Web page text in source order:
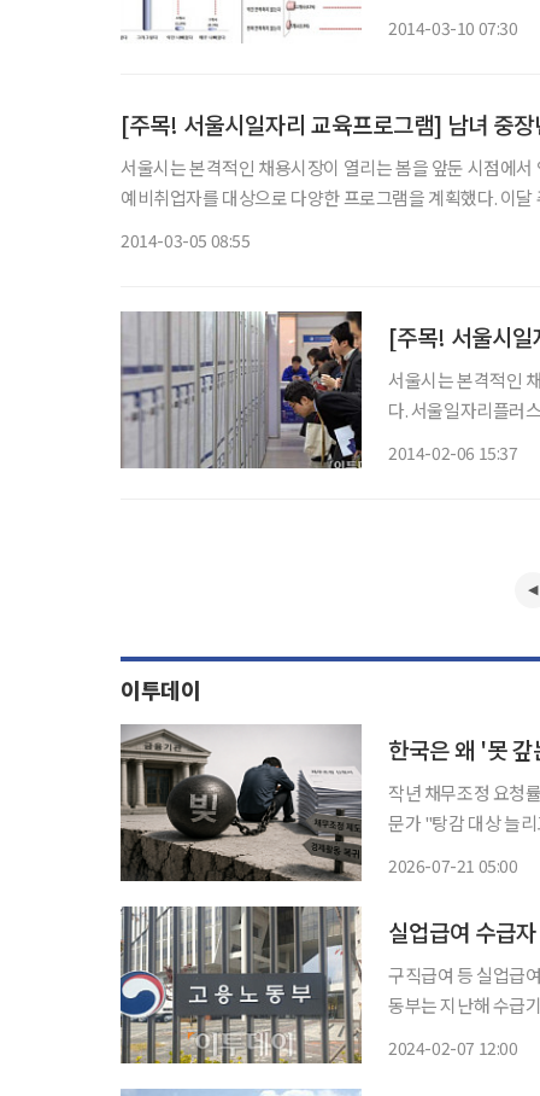
2014-03-10 07:30
[주목! 서울시일자리 교육프로그램] 남녀 중
서울시는 본격적인 채용시장이 열리는 봄을 앞둔 시점에
예비취업자를 대상으로 다양한 프로그램을 계획했다. 이달 주목할 만한 취업교육 프로그램으로는 △재진입 장년 취업준비교육 △
2014-03-05 08:55
[주목! 서울시일
서울시는 본격적인
다. 서울일자리플러
2014-02-06 15:37
이투데이
한국은 왜 '못
작년 채무조정 요청
문가 "탕감 대상 늘리고 선제적 정
2026-07-21 05:00
실업급여 수급
구직급여 등 실업급여
동부는 지난해 수급
2024-02-07 12:00